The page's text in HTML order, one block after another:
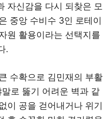
자신감을 다시 되찾은 모
중앙 수비수 3인 로테이
원 활용이라는 선택지를
.
수확으로 김민재의 부활
로 뚫기 어려운 벽과 같
이 공을 걷어내거나 위기